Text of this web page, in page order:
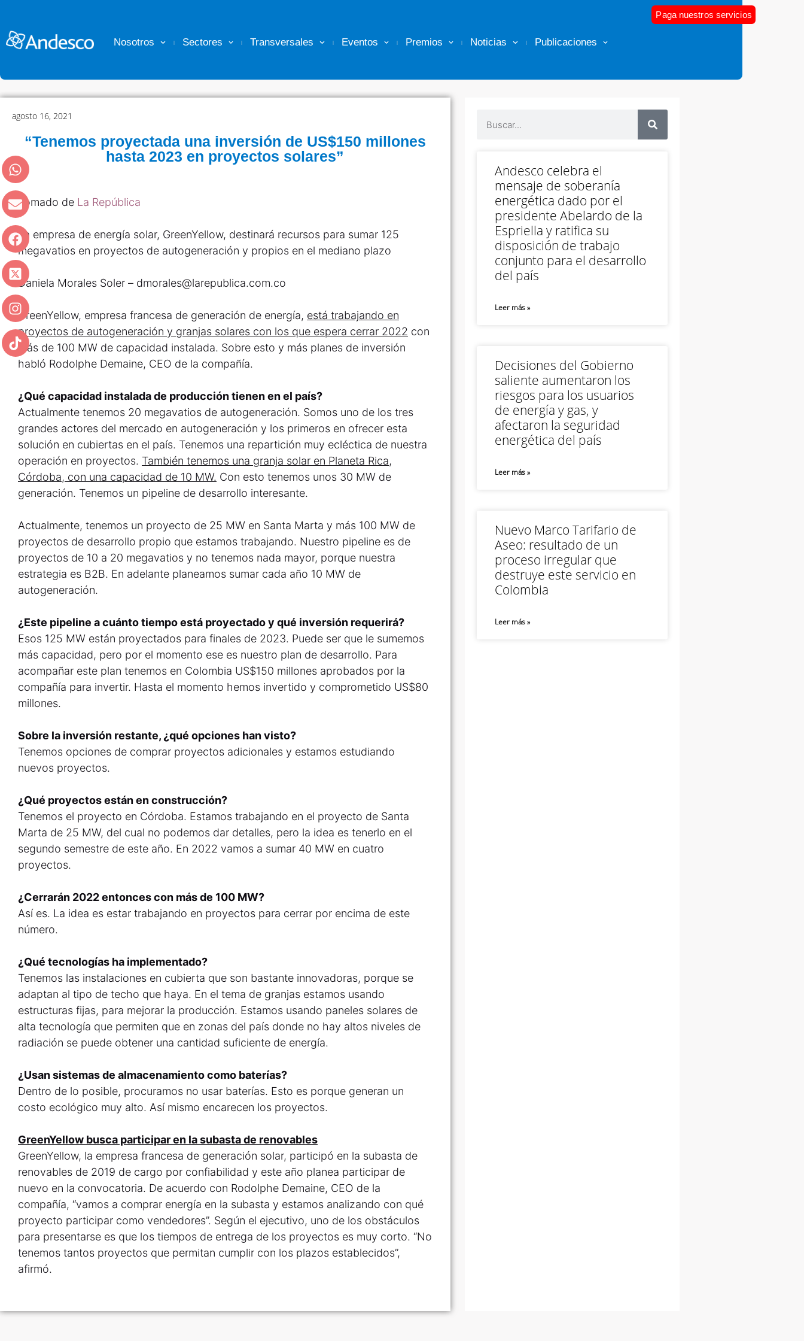
Nosotros Sectores Transversales Eventos Premios Noticias Publicaciones
Paga nuestros servicios
agosto 16, 2021
“Tenemos proyectada una inversión de US$150 millones
hasta 2023 en proyectos solares”
Tomado de La República
La empresa de energía solar, GreenYellow, destinará recursos para sumar 125
megavatios en proyectos de autogeneración y propios en el mediano plazo
Daniela Morales Soler – dmorales@larepublica.com.co
GreenYellow, empresa francesa de generación de energía, está trabajando en
proyectos de autogeneración y granjas solares con los que espera cerrar 2022 con
más de 100 MW de capacidad instalada. Sobre esto y más planes de inversión
habló Rodolphe Demaine, CEO de la compañía.
¿Qué capacidad instalada de producción tienen en el país?
Actualmente tenemos 20 megavatios de autogeneración. Somos uno de los tres
grandes actores del mercado en autogeneración y los primeros en ofrecer esta
solución en cubiertas en el país. Tenemos una repartición muy ecléctica de nuestra
operación en proyectos. También tenemos una granja solar en Planeta Rica,
Córdoba, con una capacidad de 10 MW. Con esto tenemos unos 30 MW de
generación. Tenemos un pipeline de desarrollo interesante.
Actualmente, tenemos un proyecto de 25 MW en Santa Marta y más 100 MW de
proyectos de desarrollo propio que estamos trabajando. Nuestro pipeline es de
proyectos de 10 a 20 megavatios y no tenemos nada mayor, porque nuestra
estrategia es B2B. En adelante planeamos sumar cada año 10 MW de
autogeneración.
¿Este pipeline a cuánto tiempo está proyectado y qué inversión requerirá?
Esos 125 MW están proyectados para finales de 2023. Puede ser que le sumemos
más capacidad, pero por el momento ese es nuestro plan de desarrollo. Para
acompañar este plan tenemos en Colombia US$150 millones aprobados por la
compañía para invertir. Hasta el momento hemos invertido y comprometido US$80
millones.
Sobre la inversión restante, ¿qué opciones han visto?
Tenemos opciones de comprar proyectos adicionales y estamos estudiando
nuevos proyectos.
¿Qué proyectos están en construcción?
Tenemos el proyecto en Córdoba. Estamos trabajando en el proyecto de Santa
Marta de 25 MW, del cual no podemos dar detalles, pero la idea es tenerlo en el
segundo semestre de este año. En 2022 vamos a sumar 40 MW en cuatro
proyectos.
¿Cerrarán 2022 entonces con más de 100 MW?
Así es. La idea es estar trabajando en proyectos para cerrar por encima de este
número.
¿Qué tecnologías ha implementado?
Tenemos las instalaciones en cubierta que son bastante innovadoras, porque se
adaptan al tipo de techo que haya. En el tema de granjas estamos usando
estructuras fijas, para mejorar la producción. Estamos usando paneles solares de
alta tecnología que permiten que en zonas del país donde no hay altos niveles de
radiación se puede obtener una cantidad suficiente de energía.
¿Usan sistemas de almacenamiento como baterías?
Dentro de lo posible, procuramos no usar baterías. Esto es porque generan un
costo ecológico muy alto. Así mismo encarecen los proyectos.
GreenYellow busca participar en la subasta de renovables
GreenYellow, la empresa francesa de generación solar, participó en la subasta de
renovables de 2019 de cargo por confiabilidad y este año planea participar de
nuevo en la convocatoria. De acuerdo con Rodolphe Demaine, CEO de la
compañía, “vamos a comprar energía en la subasta y estamos analizando con qué
proyecto participar como vendedores”. Según el ejecutivo, uno de los obstáculos
para presentarse es que los tiempos de entrega de los proyectos es muy corto. “No
tenemos tantos proyectos que permitan cumplir con los plazos establecidos”,
afirmó.
Andesco celebra el
mensaje de soberanía
energética dado por el
presidente Abelardo de la
Espriella y ratifica su
disposición de trabajo
conjunto para el desarrollo
del país
Leer más »
Decisiones del Gobierno
saliente aumentaron los
riesgos para los usuarios
de energía y gas, y
afectaron la seguridad
energética del país
Leer más »
Nuevo Marco Tarifario de
Aseo: resultado de un
proceso irregular que
destruye este servicio en
Colombia
Leer más »